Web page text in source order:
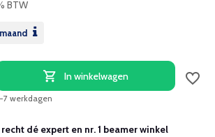
BTW
In winkelwagen
werkdagen
dé expert en nr. 1 beamer winkel